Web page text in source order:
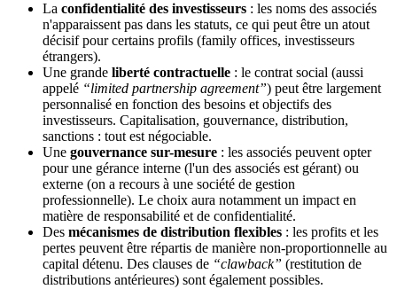
La confidentialité des investisseurs : les noms des associés
n'apparaissent pas dans les statuts, ce qui peut être un atout
décisif pour certains profils (family offices, investisseurs
étrangers).
Une grande liberté contractuelle : le contrat social (aussi
appelé “limited partnership agreement”) peut être largement
personnalisé en fonction des besoins et objectifs des
investisseurs. Capitalisation, gouvernance, distribution,
sanctions : tout est négociable.
Une gouvernance sur-mesure : les associés peuvent opter
pour une gérance interne (l'un des associés est gérant) ou
externe (on a recours à une société de gestion
professionnelle). Le choix aura notamment un impact en
matière de responsabilité et de confidentialité.
Des mécanismes de distribution flexibles : les profits et les
pertes peuvent être répartis de manière non-proportionnelle au
capital détenu. Des clauses de “clawback” (restitution de
distributions antérieures) sont également possibles.